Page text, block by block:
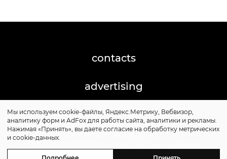
contacts
advertising
©2026 Posta-Magazine
Сайт может содержать контент, не предназначенный
для лиц младше 16 лет.
Политика обработки персональных данных
Мы используем cookie-файлы, Яндекс.Метрику, Вебвизор,
аналитику форм и AdFox для работы сайта, аналитики и рекламы.
Нажимая «Принять», вы даете согласие на обработку метрических
и cookie-данных.